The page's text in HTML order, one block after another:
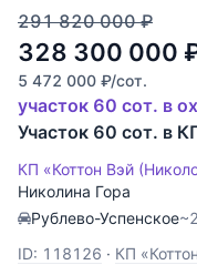
291 820 000 ₽
328 300 000
5 472 000 ₽/сот.
участок 60 сот. в
Участок 60 сот. в
КП «Коттон Вэй
Николина Гора
Рублево-Успенское
ID: 118126 · КП